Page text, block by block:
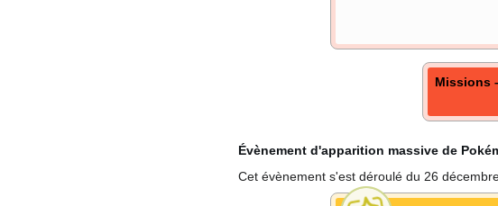
Missions
Évènement d'apparition massive de
Cet évènement s'est déroulé du 26